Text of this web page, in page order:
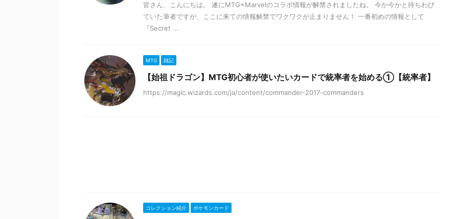
皆さん、こんにちは。 遂にMTG×Marvelのコラボ情報が解禁されましたね。 今か今かと待ちわび
ていた筆者ですが、ここに来ての情報解禁でワクワクが止まりません！ 一番初めの情報として
『Secret ...
MTG 雑記
【始祖ドラゴン】MTG初心者が使いたいカードで統率者を始める①【統率者】
https://magic.wizards.com/ja/content/commander-2017-commanders
コレクション紹介 ポケモンカード